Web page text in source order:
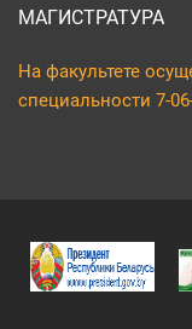
МАГИСТРАТУРА
На факультете
специальности 7-